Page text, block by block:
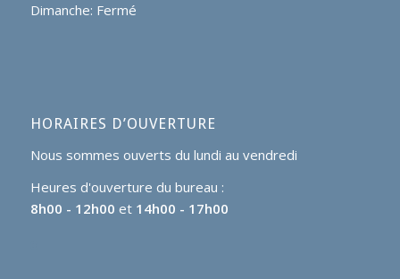
Dimanche: Fermé
HORAIRES D’OUVERTURE
Nous sommes ouverts du lundi au vendredi
Heures d'ouverture du bureau :
8h00 - 12h00 et 14h00 - 17h00